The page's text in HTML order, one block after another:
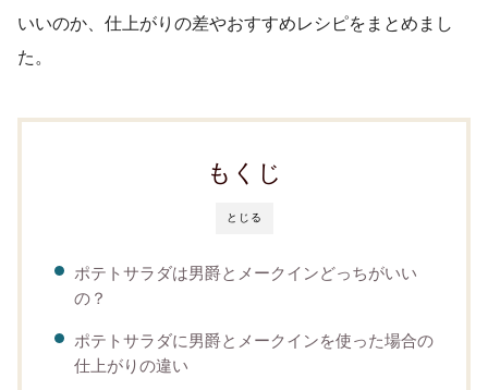
いいのか、仕上がりの差やおすすめレシピをまとめまし
た。
とじる
もくじ
ポテトサラダは男爵とメークインどっちがいい
の？
ポテトサラダに男爵とメークインを使った場合の
仕上がりの違い